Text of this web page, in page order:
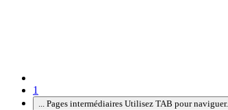
1
Pages intermédiaires Utilisez TAB pour naviguer.